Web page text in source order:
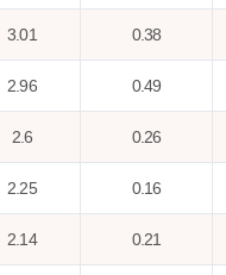
3.01 0.38
2.96 0.49
2.6 0.26
2.25 0.16
2.14 0.21